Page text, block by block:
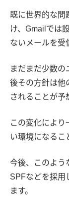
既に世界的な問
け、Gmailでは
ないメールを受
まだまだ少数
後その方針は他
されることが予
この変化により
い環境になるこ
今後、このよう
SPFなどを採用
ます。